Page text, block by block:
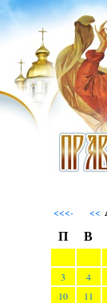
<<<- <<
П
В
3
4
10
11